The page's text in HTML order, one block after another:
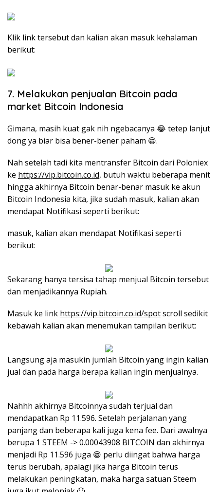
Klik link tersebut dan kalian akan masuk kehalaman
berikut:
7. Melakukan penjualan Bitcoin pada
market Bitcoin Indonesia
Gimana, masih kuat gak nih ngebacanya 😂 tetep lanjut
dong ya biar bisa bener-bener paham 😁.
Nah setelah tadi kita mentransfer Bitcoin dari Poloniex
ke https://vip.bitcoin.co.id, butuh waktu beberapa menit
hingga akhirnya Bitcoin benar-benar masuk ke akun
Bitcoin Indonesia kita, jika sudah masuk, kalian akan
mendapat Notifikasi seperti berikut:
masuk, kalian akan mendapat Notifikasi seperti
berikut:
Sekarang hanya tersisa tahap menjual Bitcoin tersebut
dan menjadikannya Rupiah.
Masuk ke link https://vip.bitcoin.co.id/spotscroll sedikit
kebawah kalian akan menemukan tampilan berikut:
Langsung aja masukin jumlah Bitcoin yang ingin kalian
jual dan pada harga berapa kalian ingin menjualnya.
Nahhh akhirnya Bitcoinnya sudah terjual dan
mendapatkan Rp 11.596. Setelah perjalanan yang
panjang dan beberapa kali juga kena fee. Dari awalnya
berupa 1 STEEM -> 0.00043908 BITCOIN dan akhirnya
menjadi Rp 11.596 juga 😁 perlu diingat bahwa harga
terus berubah, apalagi jika harga Bitcoin terus
melakukan peningkatan, maka harga satuan Steem